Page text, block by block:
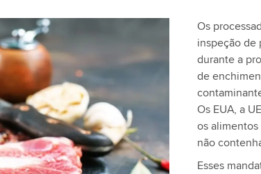
Os
inspeção de
durante a
de
Os EUA, a
os alimentos
não
Esses